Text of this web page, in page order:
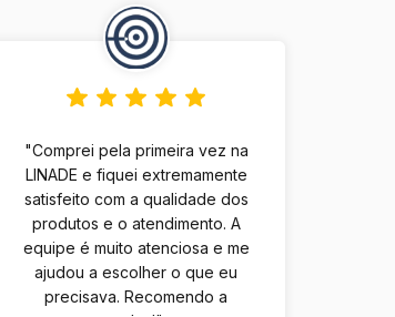
"Comprei pela primeira vez na
LINADE e fiquei extremamente
satisfeito com a qualidade dos
produtos e o atendimento. A
equipe é muito atenciosa e me
ajudou a escolher o que eu
precisava. Recomendo a